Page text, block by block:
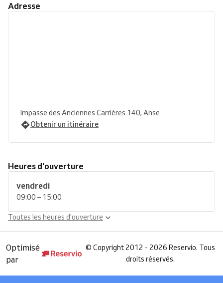
Adresse
Impasse des Anciennes Carrières 140, Anse
Obtenir un itinéraire
Heures d'ouverture
vendredi
09:00 – 15:00
Toutes les heures d'ouverture
Optimisé
par
© Copyright 2012 - 2026 Reservio. Tous
droits réservés.